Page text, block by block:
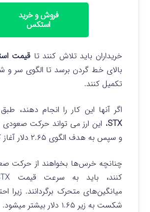
فروش و خرید
استکس
خریداران باید تلاش کنند تاقیمت
بالای خط گردن برسد تا الگوی سر و
تکمیل کنند.
اگر آنها این کار را انجام دهند، طبق
STX
و سپس به هدف الگوی ۲.۶۵ دلار آغاز کند.
چنانچه خرس‌ها بخواهند از حرکت
میانگین‌های متحرک برگردانند. زیرا
شکست به زیر ۱.۶۵ دلار بیشتر میشود.